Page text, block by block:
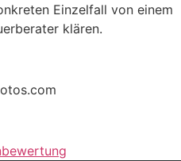
Einzelfall von einem
klären.